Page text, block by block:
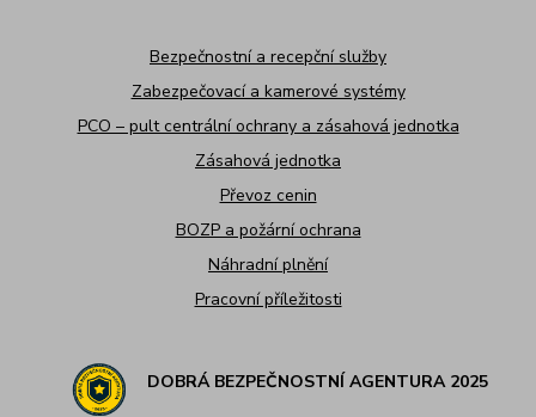
Bezpečnostní a recepční služby
Zabezpečovací a kamerové systémy
PCO – pult centrální ochrany a zásahová jednotka
Zásahová jednotka
Převoz cenin
BOZP a požární ochrana
Náhradní plnění
Pracovní příležitosti
DOBRÁ BEZPEČNOSTNÍ AGENTURA 2025